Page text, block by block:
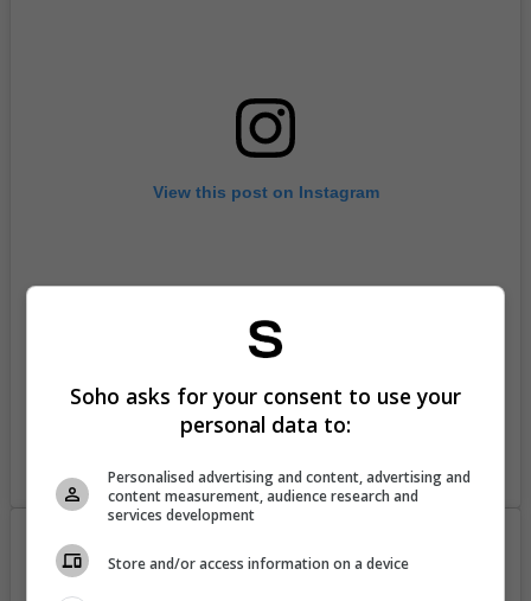
View this post on Instagram
Soho asks for your consent to use your
personal data to:
Personalised advertising and content, advertising and
content measurement, audience research and
services development
Store and/or access information on a device